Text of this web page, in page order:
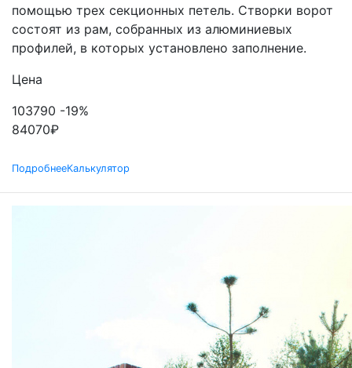
помощью трех секционных петель. Створки ворот
состоят из рам, собранных из алюминиевых
профилей, в которых установлено заполнение.
Цена
103790 -19%
84070₽
ПодробнееКалькулятор